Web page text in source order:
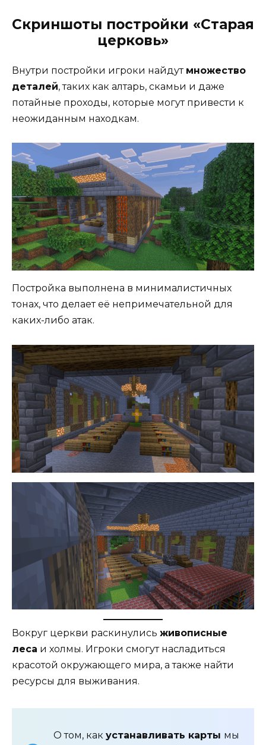
Скриншоты постройки «Старая
церковь»
Внутри постройки игроки найдут множество
деталей, таких как алтарь, скамьи и даже
потайные проходы, которые могут привести к
неожиданным находкам.
Постройка выполнена в минималистичных
тонах, что делает её непримечательной для
каких-либо атак.
Вокруг церкви раскинулись живописные
леса и холмы. Игроки смогут насладиться
красотой окружающего мира, а также найти
ресурсы для выживания.
О том, как устанавливать карты мы